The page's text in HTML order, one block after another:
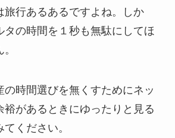
旅行あるあるですよね。しか
タの時間を１秒も無駄にしてほ
の時間選びを無くすためにネッ
裕があるときにゆったりと見る
ください。